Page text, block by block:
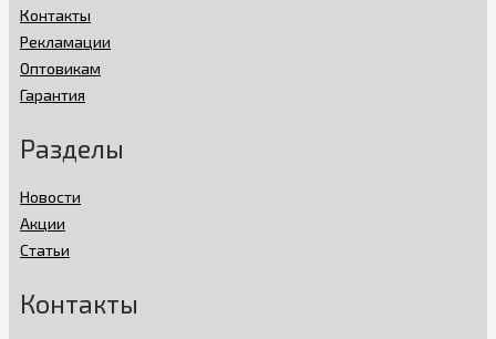
Контакты
Рекламации
Оптовикам
Гарантия
Разделы
Новости
Акции
Статьи
Контакты